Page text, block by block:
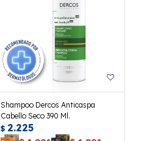
Shampoo Dercos Anticaspa
Cabello Seco 390 Ml.
$ 2.225